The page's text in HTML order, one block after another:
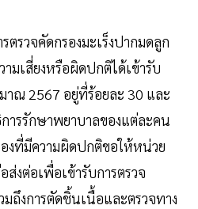
ตรวจคัดกรองมะเร็งปากมดลูก
มเสี่ยงหรือผิดปกติได้เข้ารับ
าณ 2567 อยู่ที่ร้อยละ 30 และ
ารรักษาพยาบาลของแต่ละคน
งที่มีความผิดปกติขอให้หน่วย
ส่งต่อเพื่อเข้ารับการตรวจ
มถึงการตัดชิ้นเนื้อและตรวจทาง